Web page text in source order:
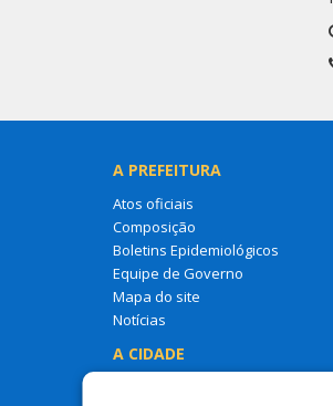
A PREFEITURA
Atos oficiais
Composição
Boletins Epidemiológicos
Equipe de Governo
Mapa do site
Notícias
A CIDADE